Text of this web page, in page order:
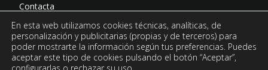
Contacta
Podcast
En esta web utilizamos cookies técnicas, analíticas, de
personalización y publicitarias (propias y de terceros) para
poder mostrarte la información según tus preferencias. Puedes
aceptar este tipo de cookies pulsando el botón “Aceptar”,